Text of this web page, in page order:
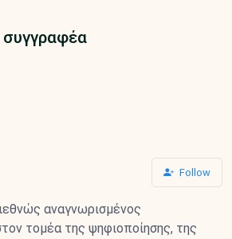
συγγραφέα
Follow
αναγνωρισμένος
τομέα της ψηφιοποίησης, της